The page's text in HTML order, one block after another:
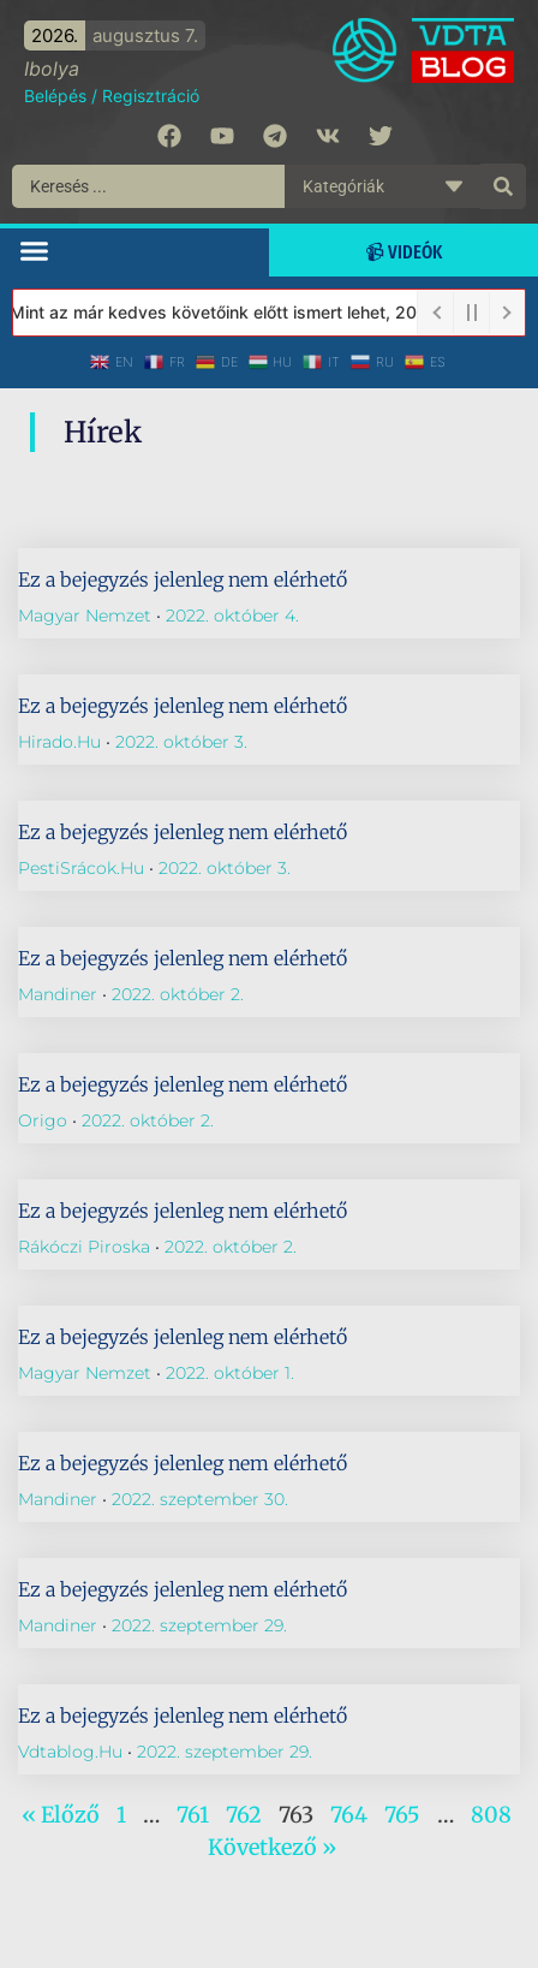
2026. augusztus 7.
Ibolya
Belépés / Regisztráció
📹 VIDEÓK
az már kedves követőink előtt ismert lehet, 2023-tól a
EN FR DE HU IT RU ES
Hírek
Ez a bejegyzés jelenleg nem elérhető
Magyar Nemzet 2022. október 4.
Ez a bejegyzés jelenleg nem elérhető
Hirado.hu 2022. október 3.
Ez a bejegyzés jelenleg nem elérhető
PestiSrácok.hu 2022. október 3.
Ez a bejegyzés jelenleg nem elérhető
Mandiner 2022. október 2.
Ez a bejegyzés jelenleg nem elérhető
Origo 2022. október 2.
Ez a bejegyzés jelenleg nem elérhető
Rákóczi Piroska 2022. október 2.
Ez a bejegyzés jelenleg nem elérhető
Magyar Nemzet 2022. október 1.
Ez a bejegyzés jelenleg nem elérhető
Mandiner 2022. szeptember 30.
Ez a bejegyzés jelenleg nem elérhető
Mandiner 2022. szeptember 29.
Ez a bejegyzés jelenleg nem elérhető
Vdtablog.hu 2022. szeptember 29.
« Előző 1 … 761 762 763 764 765 …
808
Következő »